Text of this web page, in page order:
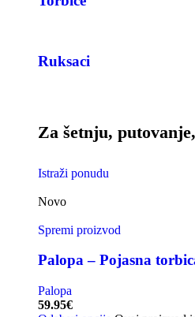
Ruksaci
Za šetnju,
Istraži ponudu
Novo
Spremi proizvod
Palopa – Pojasna
Palopa
59.95€